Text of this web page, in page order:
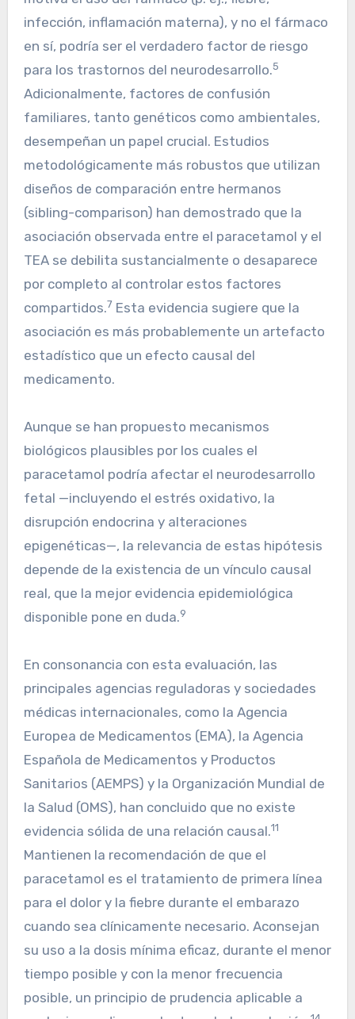
infección, inflamación materna), y no el fármaco
en sí, podría ser el verdadero factor de riesgo
para los trastornos del neurodesarrollo.5
Adicionalmente, factores de confusión
familiares, tanto genéticos como ambientales,
desempeñan un papel crucial. Estudios
metodológicamente más robustos que utilizan
diseños de comparación entre hermanos
(sibling-comparison) han demostrado que la
asociación observada entre el paracetamol y el
TEA se debilita sustancialmente o desaparece
por completo al controlar estos factores
compartidos.7 Esta evidencia sugiere que la
asociación es más probablemente un artefacto
estadístico que un efecto causal del
medicamento.
Aunque se han propuesto mecanismos
biológicos plausibles por los cuales el
paracetamol podría afectar el neurodesarrollo
fetal —incluyendo el estrés oxidativo, la
disrupción endocrina y alteraciones
epigenéticas—, la relevancia de estas hipótesis
depende de la existencia de un vínculo causal
real, que la mejor evidencia epidemiológica
disponible pone en duda.9
En consonancia con esta evaluación, las
principales agencias reguladoras y sociedades
médicas internacionales, como la Agencia
Europea de Medicamentos (EMA), la Agencia
Española de Medicamentos y Productos
Sanitarios (AEMPS) y la Organización Mundial de
la Salud (OMS), han concluido que no existe
evidencia sólida de una relación causal.11
Mantienen la recomendación de que el
paracetamol es el tratamiento de primera línea
para el dolor y la fiebre durante el embarazo
cuando sea clínicamente necesario. Aconsejan
su uso a la dosis mínima eficaz, durante el menor
tiempo posible y con la menor frecuencia
posible, un principio de prudencia aplicable a